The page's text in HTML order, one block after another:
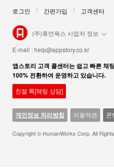
로그인 간편가입 고객센터
(주)휴먼웍스 사업자 정보
E-mail :help@appstory.co.kr
앱스토리 고객 콜센터는 쉽고 빠른 채
100% 전환하여 운영하고 있습니다.
친절 톡[채팅 상담]
개인정보 처리방침 이용약관 콘
Copyright © HumanWorks Corp. All